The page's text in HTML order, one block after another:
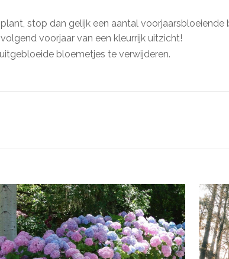
stop dan gelijk een aantal voorjaarsbloeiende
voorjaar van een kleurrijk uitzicht!
bloemetjes te verwijderen.